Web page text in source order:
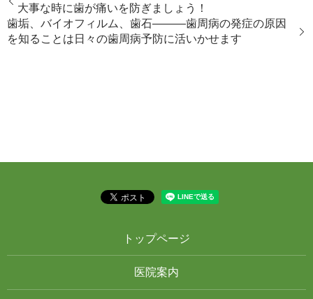
大事な時に歯が痛いを防ぎましょう！
歯垢、バイオフィルム、歯石———歯周病の発症の原因
を知ることは日々の歯周病予防に活いかせます
トップページ
医院案内